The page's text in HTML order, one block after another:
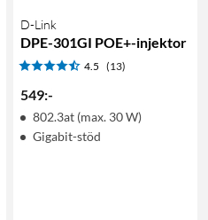
D-Link
DPE-301GI POE+-injektor
4.5 (13)
549:-
802.3at (max. 30 W)
Gigabit-stöd